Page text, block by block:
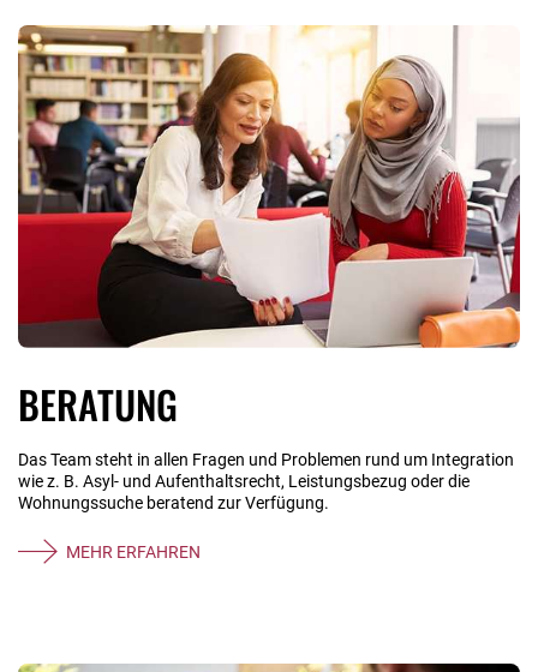
BERATUNG
Das Team steht in allen Fragen und Problemen rund um Integration
wie z. B. Asyl- und Aufenthaltsrecht, Leistungsbezug oder die
Wohnungssuche beratend zur Verfügung.
MEHR ERFAHREN